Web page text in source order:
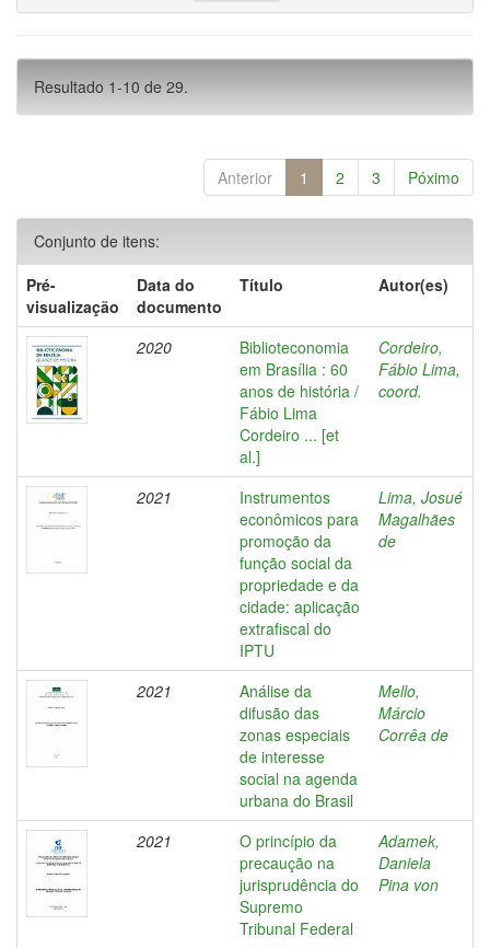
Resultado 1-10 de 29.
Anterior 1 2 3 Póximo
Conjunto de itens:
Pré-
visualização
Data do
documento
Título Autor(es)
2020
Biblioteconomia
em Brasília : 60
anos de história /
Fábio Lima
Cordeiro ... [et
al.]
Cordeiro,
Fábio Lima,
coord.
2021
Instrumentos
econômicos para
promoção da
função social da
propriedade e da
cidade: aplicação
extrafiscal do
IPTU
Lima, Josué
Magalhães
de
2021
Análise da
difusão das
zonas especiais
de interesse
social na agenda
urbana do Brasil
Mello,
Márcio
Corrêa de
2021
O princípio da
precaução na
jurisprudência do
Supremo
Tribunal Federal
Adamek,
Daniela
Pina von